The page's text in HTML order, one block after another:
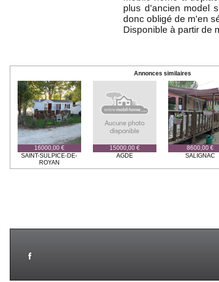
plus d'ancien model
donc obligé de m'en
Disponible à partir de
Annonces similaires
16000,00 €
SAINT-SULPICE-DE-
ROYAN
15000,00 €
AGDE
8600,00 €
SALIGNAC